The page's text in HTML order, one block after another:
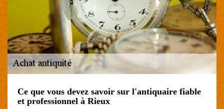
Ce que vous devez savoir sur l'antiquaire fiable
et professionnel à Rieux